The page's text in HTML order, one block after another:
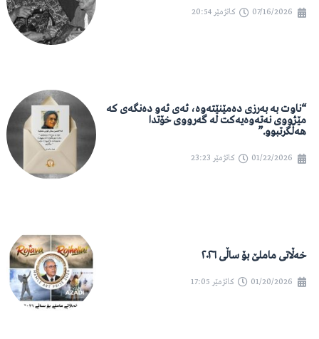
07/16/2026 کاتژمێر 20:54
“ناوت بە بەرزی دەمێنێتەوە، ئەی ئەو دەنگەی کە
مێژووی نەتەوەیەکت لە گەرووی خۆتدا
هەڵگرتبوو.”
01/22/2026 کاتژمێر 23:23
خەڵاتی ماملێ بۆ ساڵی ٢٠٢٦
01/20/2026 کاتژمێر 17:05